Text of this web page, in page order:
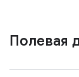
Полевая